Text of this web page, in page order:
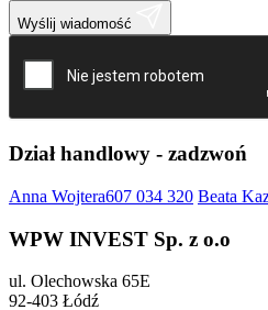
Wyślij wiadomość
Dział handlowy - zadzwoń
Anna Wojtera607 034 320 Beata
WPW INVEST Sp. z o.o
ul. Olechowska 65E
92-403 Łódź